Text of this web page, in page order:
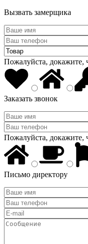
Вызвать замерщика
Пожалуйста, докажите,
Заказать звонок
Пожалуйста, докажите,
Письмо директору